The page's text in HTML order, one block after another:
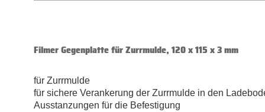
Filmer Gegenplatte für Zurrmulde, 120 x 115 x 3 mm
für Zurrmulde
für sichere Verankerung der Zurrmulde in den
Ausstanzungen für die Befestigung